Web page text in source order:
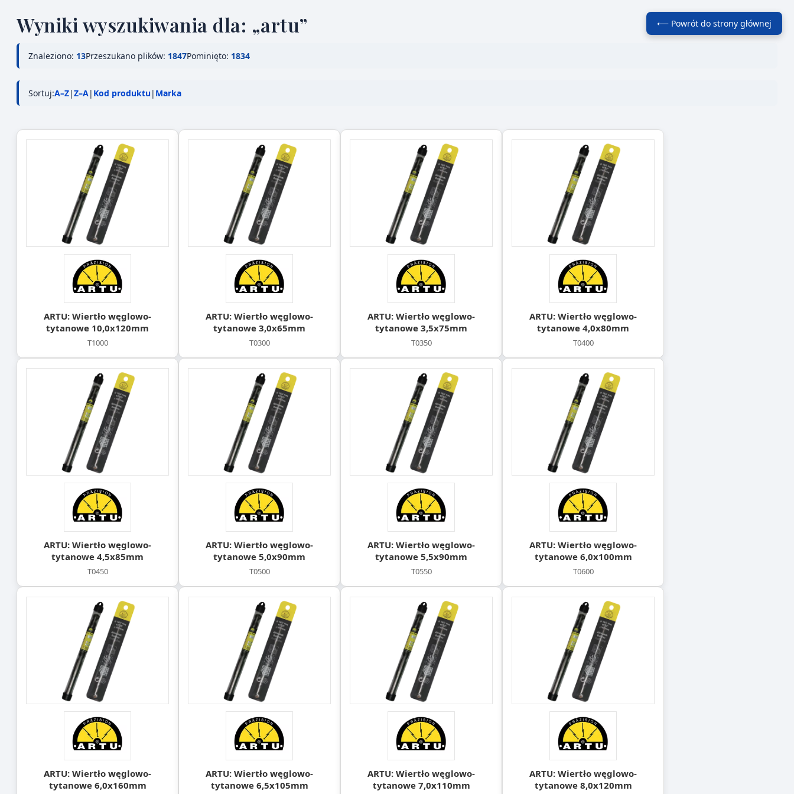
⟵ Powrót do strony głównej
Wyniki wyszukiwania dla: „artu”
Znaleziono: 13Przeszukano plików: 1847Pominięto: 1834
Sortuj:A–Z|Z–A| Kod produktu| Marka
ARTU: Wiertło węglowo-
tytanowe 10,0x120mm
T1000
ARTU: Wiertło węglowo-
tytanowe 3,0x65mm
T0300
ARTU: Wiertło węglowo-
tytanowe 3,5x75mm
T0350
ARTU: Wiertło węglowo-
tytanowe 4,0x80mm
T0400
ARTU: Wiertło węglowo-
tytanowe 4,5x85mm
T0450
ARTU: Wiertło węglowo-
tytanowe 5,0x90mm
T0500
ARTU: Wiertło węglowo-
tytanowe 5,5x90mm
T0550
ARTU: Wiertło węglowo-
tytanowe 6,0x100mm
T0600
ARTU: Wiertło węglowo-
tytanowe 6,0x160mm
ARTU: Wiertło węglowo-
tytanowe 6,5x105mm
ARTU: Wiertło węglowo-
tytanowe 7,0x110mm
ARTU: Wiertło węglowo-
tytanowe 8,0x120mm